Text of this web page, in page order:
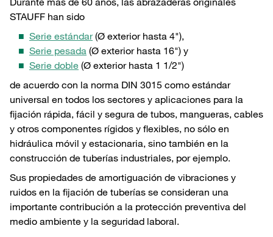
STAUFF han sido
Serie estándar(Ø exterior hasta 4"),
Serie pesada (Ø exterior hasta 16") y
Serie doble (Ø exterior hasta 1 1/2")
de acuerdo con la norma DIN 3015 como estándar
universal en todos los sectores y aplicaciones para la
fijación rápida, fácil y segura de tubos, mangueras, cables
y otros componentes rígidos y flexibles, no sólo en
hidráulica móvil y estacionaria, sino también en la
construcción de tuberías industriales, por ejemplo.
Sus propiedades de amortiguación de vibraciones y
ruidos en la fijación de tuberías se consideran una
importante contribución a la protección preventiva del
medio ambiente y la seguridad laboral.